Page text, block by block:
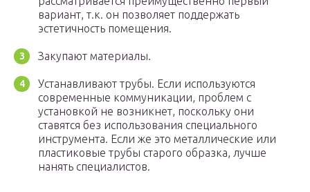
вариант, т.к. он позволяет поддержать
эстетичность помещения.
Закупают материалы.
Устанавливают трубы. Если используются
современные коммуникации, проблем с
установкой не возникнет, поскольку они
ставятся без использования специального
инструмента. Если же это металлические или
пластиковые трубы старого образка, лучше
нанять специалистов.